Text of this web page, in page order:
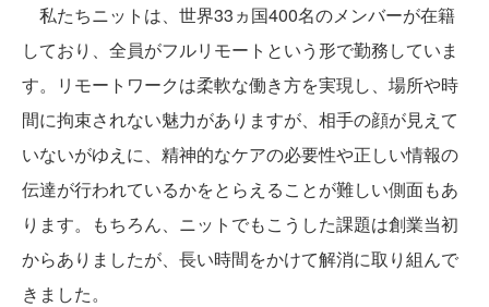
私たちニットは、世界33ヵ国400名のメンバーが在籍
しており、全員がフルリモートという形で勤務していま
す。リモートワークは柔軟な働き方を実現し、場所や時
間に拘束されない魅力がありますが、相手の顔が見えて
いないがゆえに、精神的なケアの必要性や正しい情報の
伝達が行われているかをとらえることが難しい側面もあ
ります。もちろん、ニットでもこうした課題は創業当初
からありましたが、長い時間をかけて解消に取り組んで
きました。